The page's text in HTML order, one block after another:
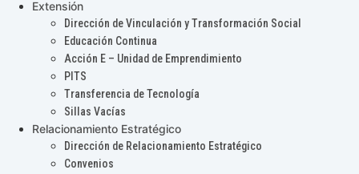
Extensión
Dirección de Vinculación y Transformación Social
Educación Continua
Acción E – Unidad de Emprendimiento
PITS
Transferencia de Tecnología
Sillas Vacías
Relacionamiento Estratégico
Dirección de Relacionamiento Estratégico
Convenios